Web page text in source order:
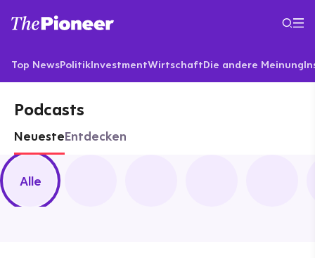
Top NewsPolitikInvestmentWirtschaftDie andere Meinung
Podcasts
NeuesteEntdecken
Alle